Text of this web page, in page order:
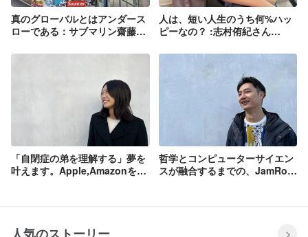
真のグローバルとはアンダース
ローである：サブマリン齋藤の
人は、短い人生のうち何%ハッ
ピーなの？ :志村侑紀さん
ー
「自閉症の弟を理解する」夢を
叶えます。Apple,Amazonを経
哲学とコンピューターサイエン
スが融合するまでの、JamRoll
人気のストーリー